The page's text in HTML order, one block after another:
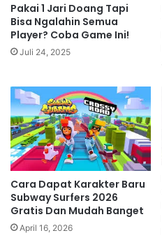
Pakai 1 Jari Doang Tapi
Bisa Ngalahin Semua
Player? Coba Game Ini!
Juli 24, 2025
Cara Dapat Karakter Baru
Subway Surfers 2026
Gratis Dan Mudah Banget
April 16, 2026